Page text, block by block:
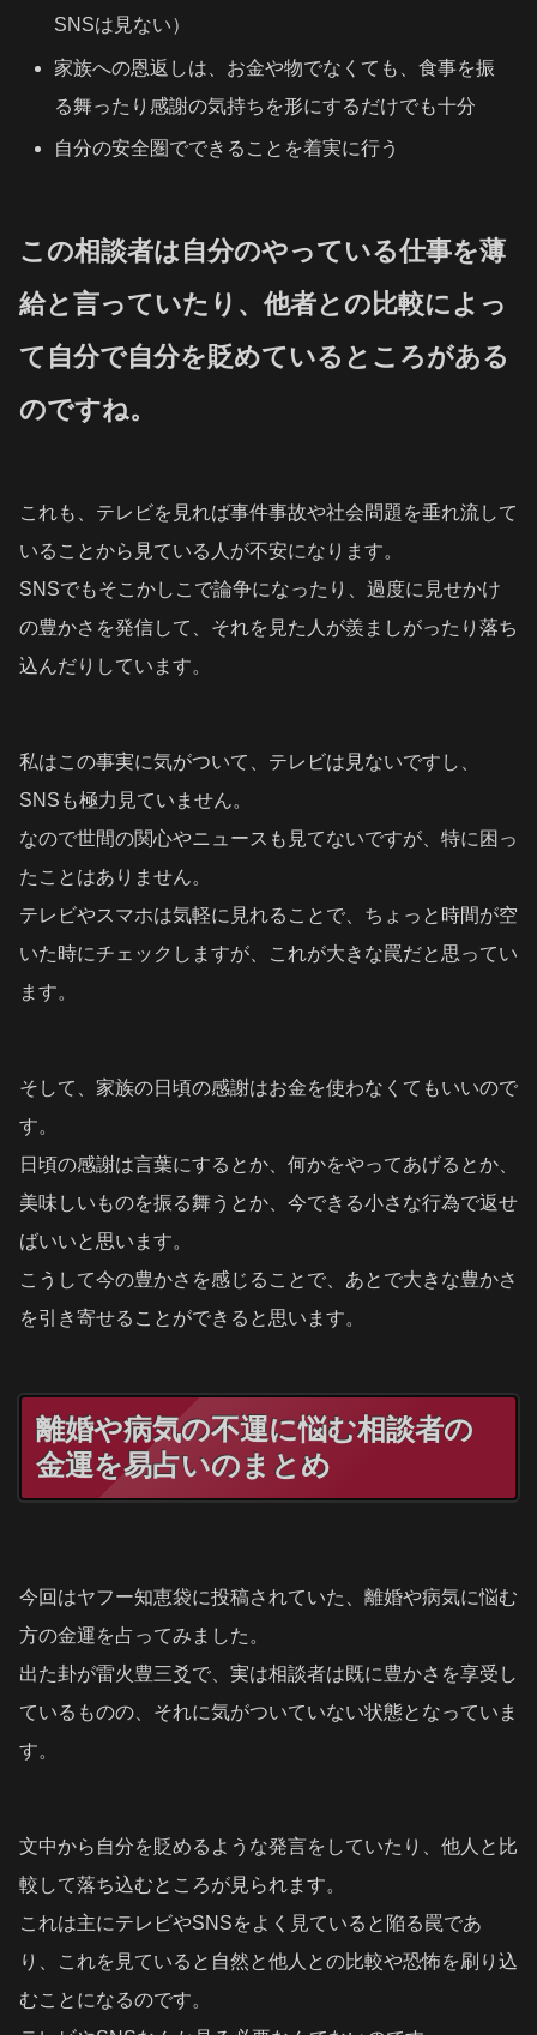
SNSは見ない）
家族への恩返しは、お金や物でなくても、食事を振
る舞ったり感謝の気持ちを形にするだけでも十分
自分の安全圏でできることを着実に行う
この相談者は自分のやっている仕事を薄
給と言っていたり、他者との比較によっ
て自分で自分を貶めているところがある
のですね。
これも、テレビを見れば事件事故や社会問題を垂れ流して
いることから見ている人が不安になります。
SNSでもそこかしこで論争になったり、過度に見せかけ
の豊かさを発信して、それを見た人が羨ましがったり落ち
込んだりしています。
私はこの事実に気がついて、テレビは見ないですし、
SNSも極力見ていません。
なので世間の関心やニュースも見てないですが、特に困っ
たことはありません。
テレビやスマホは気軽に見れることで、ちょっと時間が空
いた時にチェックしますが、これが大きな罠だと思ってい
ます。
そして、家族の日頃の感謝はお金を使わなくてもいいので
す。
日頃の感謝は言葉にするとか、何かをやってあげるとか、
美味しいものを振る舞うとか、今できる小さな行為で返せ
ばいいと思います。
こうして今の豊かさを感じることで、あとで大きな豊かさ
を引き寄せることができると思います。
離婚や病気の不運に悩む相談者の
金運を易占いのまとめ
今回はヤフー知恵袋に投稿されていた、離婚や病気に悩む
方の金運を占ってみました。
出た卦が雷火豊三爻で、実は相談者は既に豊かさを享受し
ているものの、それに気がついていない状態となっていま
す。
文中から自分を貶めるような発言をしていたり、他人と比
較して落ち込むところが見られます。
これは主にテレビやSNSをよく見ていると陥る罠であ
り、これを見ていると自然と他人との比較や恐怖を刷り込
むことになるのです。